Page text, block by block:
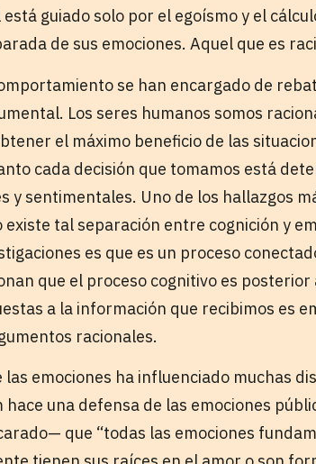
guiado solo por el egoísmo y el
de sus emociones. Aquel que es
se han encargado de
Los seres humanos somos
el máximo beneficio de las
cada decisión que tomamos está
y sentimentales. Uno de los hallazgos
existe tal separación entre cognición y
es que es un proceso
que el proceso cognitivo es
a la información que recibimos es
racionales.
las emociones ha influenciado muchas
hace una defensa de las emociones
que “todas las emociones